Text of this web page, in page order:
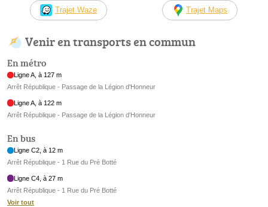
Trajet Waze Trajet Maps
Venir en transports en commun
En métro
Ligne A, à 127 m
Arrêt République - Passage de la Légion d'Honneur
Ligne A, à 122 m
Arrêt République - Passage de la Légion d'Honneur
En bus
Ligne C2, à 12 m
Arrêt République - 1 Rue du Pré Botté
Ligne C4, à 27 m
Arrêt République - 1 Rue du Pré Botté
Voir tout